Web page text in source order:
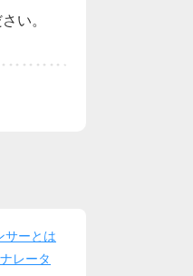
い。
サーとは
レータ